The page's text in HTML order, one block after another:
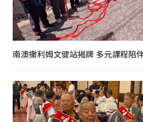
南澳撒利姆文健站揭牌 多元課程陪